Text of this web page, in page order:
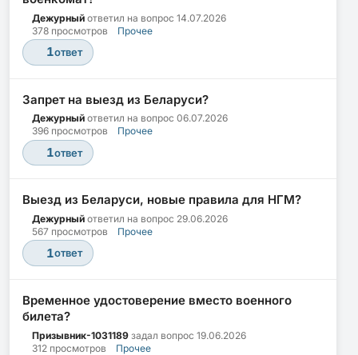
Дежурный ответил на вопрос 14.07.2026
378 просмотров
Прочее
1ответ
Запрет на выезд из Беларуси?
Дежурный ответил на вопрос 06.07.2026
396 просмотров
Прочее
1ответ
Выезд из Беларуси, новые правила для НГМ?
Дежурный ответил на вопрос 29.06.2026
567 просмотров
Прочее
1ответ
Временное удостоверение вместо военного
билета?
Призывник-1031189 задал вопрос 19.06.2026
312 просмотров
Прочее